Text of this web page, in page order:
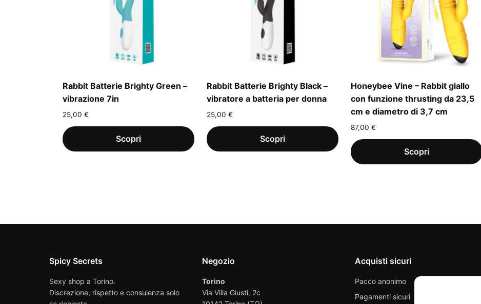
Rabbit Batterie Brighty Green –
vibrazione 7in
25,00 €
Rabbit Batterie Brighty Black –
vibratore a batteria per donna
25,00 €
Honeybee Vine – Rabbit giallo
con funzione thrusting da 23,5
cm e diametro di 3,7 cm
87,00 €
Spicy Secrets
Sexy shop a Torino.
Discrezione, rispetto e consulenza solo
Negozio
Torino
Via Villa Giusti, 2c
Acquisti sicuri
Pacco anonimo
Pagamenti sicuri